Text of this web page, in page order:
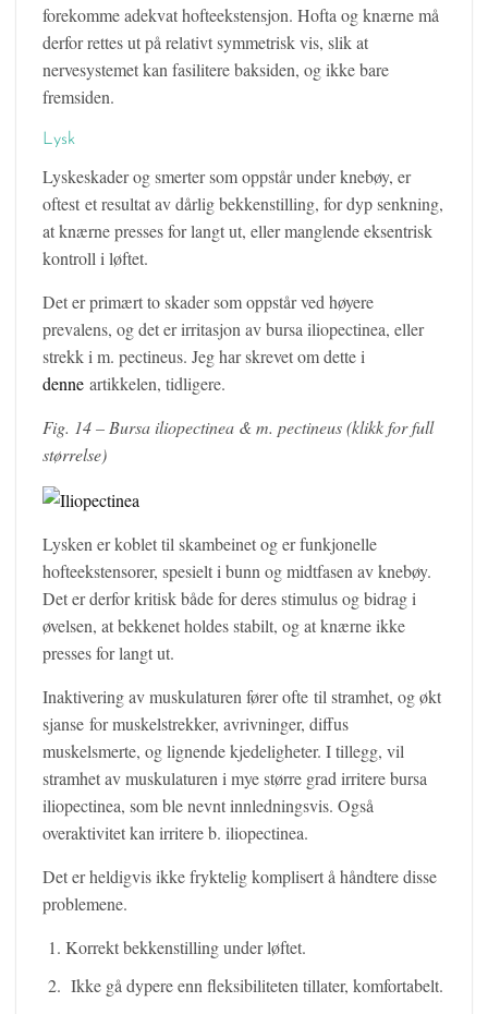
forekomme adekvat hofteekstensjon. Hofta og knærne må
derfor rettes ut på relativt symmetrisk vis, slik at
nervesystemet kan fasilitere baksiden, og ikke bare
fremsiden.
Lysk
Lyskeskader og smerter som oppstår under knebøy, er
oftest et resultat av dårlig bekkenstilling, for dyp senkning,
at knærne presses for langt ut, eller manglende eksentrisk
kontroll i løftet.
Det er primært to skader som oppstår ved høyere
prevalens, og det er irritasjon av bursa iliopectinea, eller
strekk i m. pectineus. Jeg har skrevet om dette i
denne artikkelen, tidligere.
Fig. 14 – Bursa iliopectinea & m. pectineus (klikk for full
størrelse)
Lysken er koblet til skambeinet og er funkjonelle
hofteekstensorer, spesielt i bunn og midtfasen av knebøy.
Det er derfor kritisk både for deres stimulus og bidrag i
øvelsen, at bekkenet holdes stabilt, og at knærne ikke
presses for langt ut.
Inaktivering av muskulaturen fører ofte til stramhet, og økt
sjanse for muskelstrekker, avrivninger, diffus
muskelsmerte, og lignende kjedeligheter. I tillegg, vil
stramhet av muskulaturen i mye større grad irritere bursa
iliopectinea, som ble nevnt innledningsvis. Også
overaktivitet kan irritere b. iliopectinea.
Det er heldigvis ikke fryktelig komplisert å håndtere disse
problemene.
Korrekt bekkenstilling under løftet.
Ikke gå dypere enn fleksibiliteten tillater, komfortabelt.